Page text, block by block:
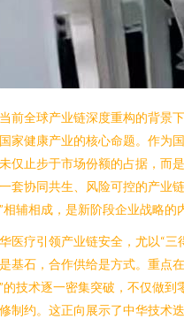
前全球产业链深度重构的背景
家健康产业的核心命题。作为
仅止步于市场份额的占据，而
套协同共生、风险可控的产业
相辅相成，是新阶段企业战略的
医疗引领产业链安全，尤以“
基石，合作供给是方式。重点
的技术逐一密集突破，不仅做
制约。这正向展示了中华技术